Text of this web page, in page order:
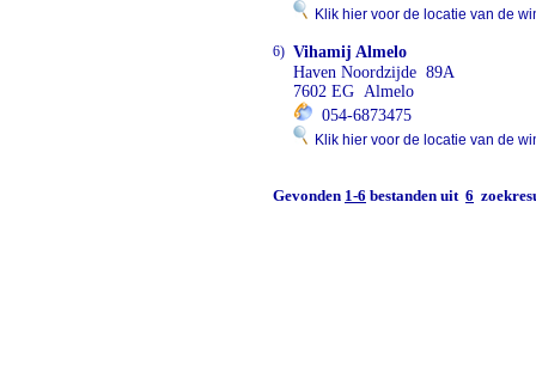
Klik hier voor de locatie van de
6) Vihamij Almelo
Haven Noordzijde 89A
7602 EG Almelo
054-6873475
Klik hier voor de locatie van de
Gevonden 1-6 bestanden uit 6